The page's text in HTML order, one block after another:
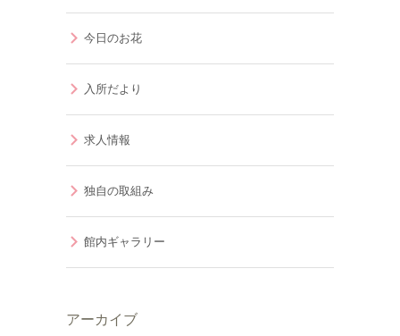
今日のお花
入所だより
求人情報
独自の取組み
館内ギャラリー
アーカイブ